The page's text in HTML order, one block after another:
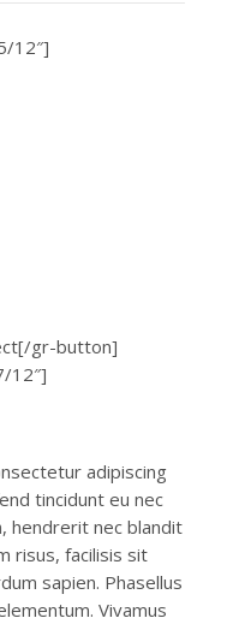
12″]
gr-button]
12″]
adipiscing
tincidunt eu nec
hendrerit nec blandit
risus, facilisis sit
sapien. Phasellus
Vivamus